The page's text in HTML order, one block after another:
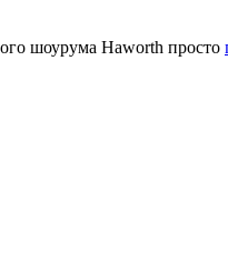
шоурума Haworth просто